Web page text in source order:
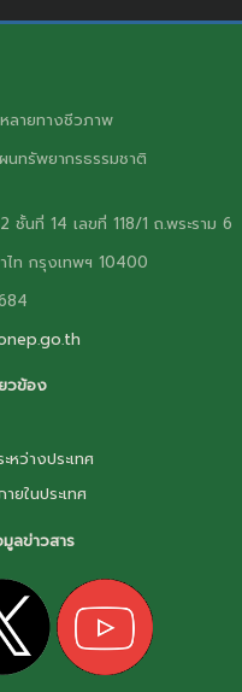
ลายทางชีวภาพ
นทรัพยากรธรรมชาติ
ชั้นที่ 14 เลขที่ 118/1 ถ.พระราม 6
ท กรุงเทพฯ 10400
วข้อง
หว่างประเทศ
ยในประเทศ
ลข่าวสาร